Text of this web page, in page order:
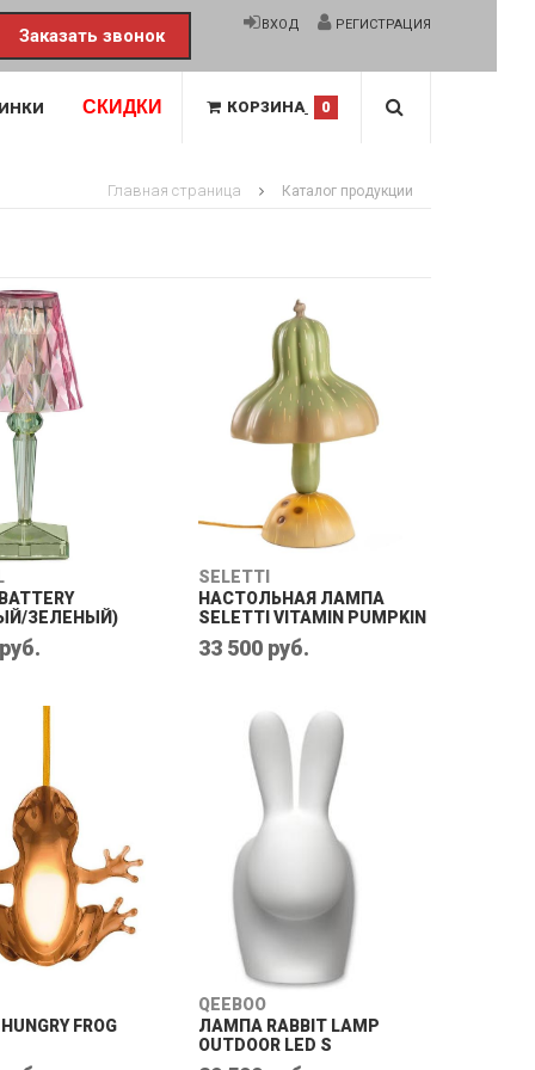
ВХОД РЕГИСТРАЦИЯ
Заказать звонок
КОРЗИНА 0
СКИДКИ
Главная страница Каталог продукции
ЗЕЛЕНЫЙ)
SELETTI
НАСТОЛЬНАЯ ЛАМПА
SELETTI VITAMIN PUMPKIN
33 500 руб.
FROG
QEEBOO
ЛАМПА RABBIT LAMP
OUTDOOR LED S